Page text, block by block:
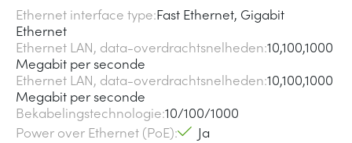
Ethernet interface type Fast Ethernet, Gigabit
Ethernet
Ethernet LAN, data-overdrachtsnelheden 10,100,1000
Megabit per seconde
Ethernet LAN, data-overdrachtsnelheden 10,100,1000
Megabit per seconde
Bekabelingstechnologie 10/100/1000
Power over Ethernet (PoE)
Ja